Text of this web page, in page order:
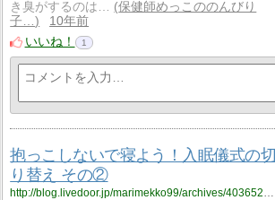
き臭がするのは…
保健師めっこののんびり
子…
10年前
いいね！
1
抱っこしないで寝よう！入眠儀式の切
り替え その②
http://blog.livedoor.jp/marimekko99/archives/4036524.html